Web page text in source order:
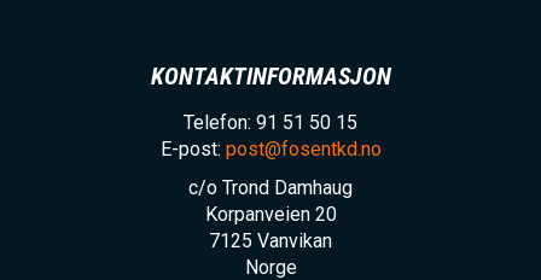
KONTAKTINFORMASJON
Telefon: 91 51 50 15
E-post: post@fosentkd.no
c/o Trond Damhaug
Korpanveien 20
7125 Vanvikan
Norge